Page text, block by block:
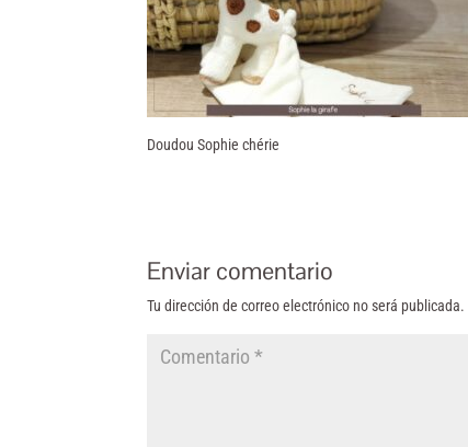
Doudou Sophie chérie
Enviar comentario
Tu dirección de correo electrónico no será publicada.